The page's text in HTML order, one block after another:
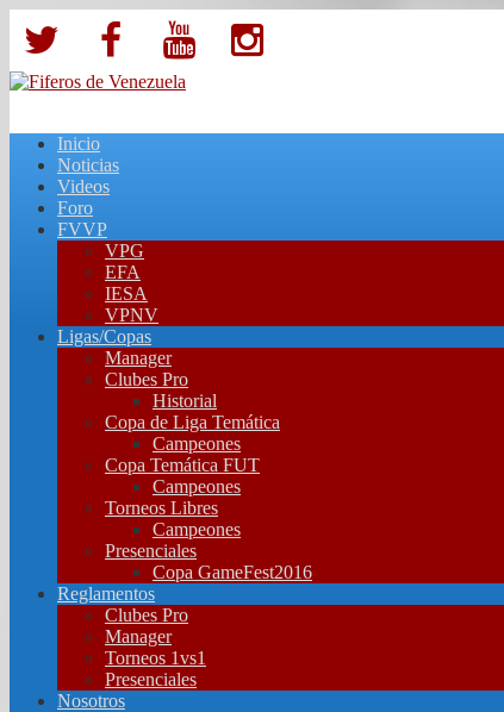
Inicio
Noticias
Videos
Foro
FVVP
VPG
EFA
IESA
VPNV
Ligas/Copas
Manager
Clubes Pro
Historial
Copa de Liga Temática
Campeones
Copa Temática FUT
Campeones
Torneos Libres
Campeones
Presenciales
Copa GameFest2016
Reglamentos
Clubes Pro
Manager
Torneos 1vs1
Presenciales
Nosotros